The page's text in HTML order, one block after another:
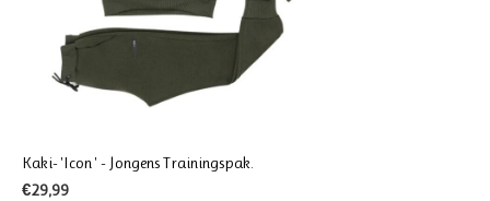
Kaki- 'Icon ' - Jongens Trainingspak.
€29,99